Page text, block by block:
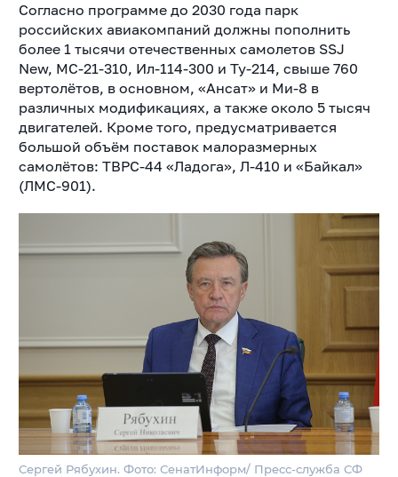
Согласно программе до 2030 года парк
российских авиакомпаний должны пополнить
более 1 тысячи отечественных самолетов SSJ
New, МС-21-310, Ил-114-300 и Ту-214, свыше 760
вертолётов, в основном, «Ансат» и Ми-8 в
различных модификациях, а также около 5 тысяч
двигателей. Кроме того, предусматривается
большой объём поставок малоразмерных
самолётов: ТВРС-44 «Ладога», Л-410 и «Байкал»
(ЛМС-901).
Сергей Рябухин. Фото: СенатИнформ/ Пресс-служба СФ